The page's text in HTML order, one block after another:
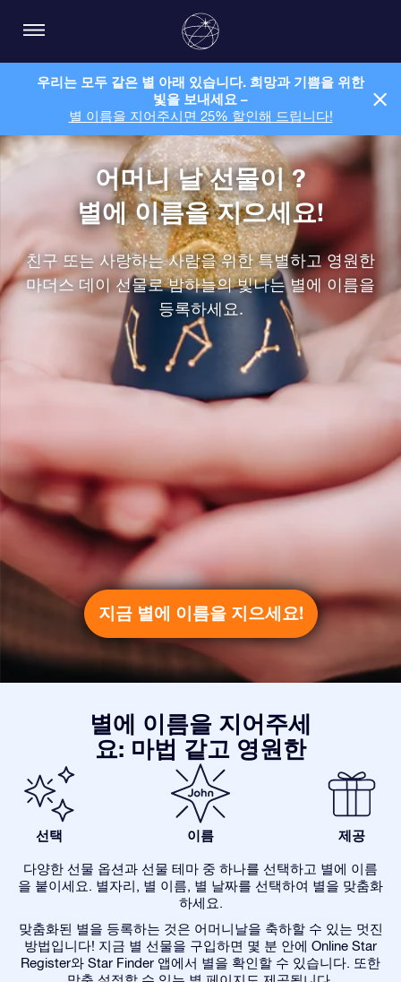
우리는 모두 같은 별 아래 있습니다. 희망과 기쁨을 위한
빛을 보내세요 –
별 이름을 지어주시면 25% 할인해 드립니다!
어머니 날 선물이 ?
별에 이름을 지으세요!
친구 또는 사랑하는 사람을 위한 특별하고 영원한
마더스 데이 선물로 밤하늘의 빛나는 별에 이름을
등록하세요.
지금 별에 이름을 지으세요!
별에 이름을 지어주세
요: 마법 같고 영원한
선택 이름 제공
다양한 선물 옵션과 선물 테마 중 하나를 선택하고 별에 이름
을 붙이세요. 별자리, 별 이름, 별 날짜를 선택하여 별을 맞춤화
하세요.
맞춤화된 별을 등록하는 것은 어머니날을 축하할 수 있는 멋진
방법입니다! 지금 별 선물을 구입하면 몇 분 안에 Online Star
Register와 Star Finder 앱에서 별을 확인할 수 있습니다. 또한